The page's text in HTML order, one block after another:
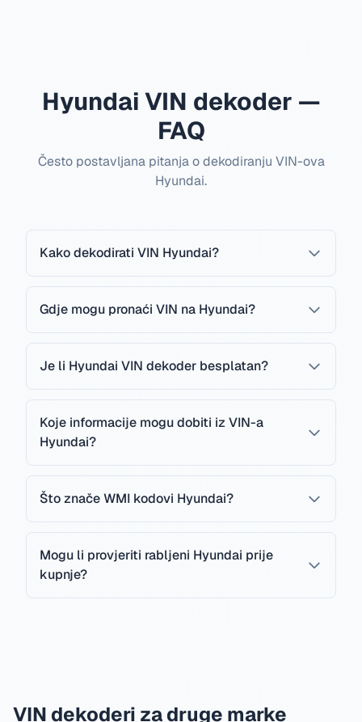
Hyundai VIN dekoder —
FAQ
Često postavljana pitanja o dekodiranju VIN-ova
Hyundai.
Kako dekodirati VIN Hyundai?
Gdje mogu pronaći VIN na Hyundai?
Je li Hyundai VIN dekoder besplatan?
Koje informacije mogu dobiti iz VIN-a
Hyundai?
Što znače WMI kodovi Hyundai?
Mogu li provjeriti rabljeni Hyundai prije
kupnje?
VIN dekoderi za druge marke